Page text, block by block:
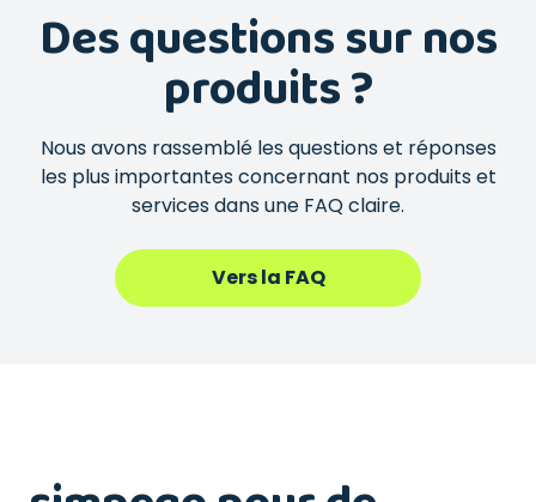
Des questions sur nos
produits ?
Nous avons rassemblé les questions et réponses
les plus importantes concernant nos produits et
services dans une FAQ claire.
Vers la FAQ